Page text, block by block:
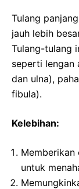
Tulang
jauh lebih
Tulang-tulang
seperti lengan
dan ulna),
fibula).
Kelebihan:
untuk